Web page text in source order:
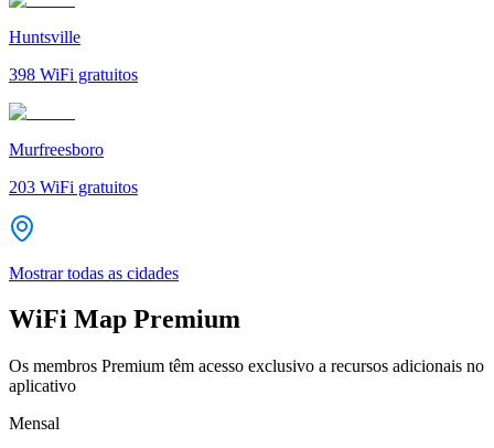
Huntsville
398 WiFi gratuitos
Murfreesboro
203 WiFi gratuitos
Mostrar todas as cidades
WiFi Map Premium
Os membros Premium têm acesso exclusivo a recursos adicionais no
aplicativo
Mensal